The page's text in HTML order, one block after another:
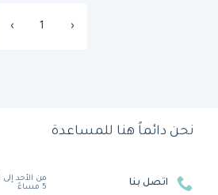
‹
1
›
نحن دائماً هنا للمساعدة
اتصل بنا
5 مساءً